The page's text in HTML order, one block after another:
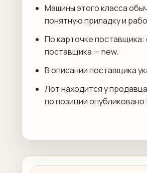
Машины этого класса
понятную приладку и
По карточке
поставщика — new.
В описании поставщика
Лот находится у
по позиции